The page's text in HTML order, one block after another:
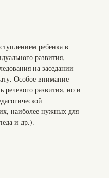
ребенка в
развития,
на заседании
Особое внимание
речевого развития, но и
наиболее нужных для
и др.).